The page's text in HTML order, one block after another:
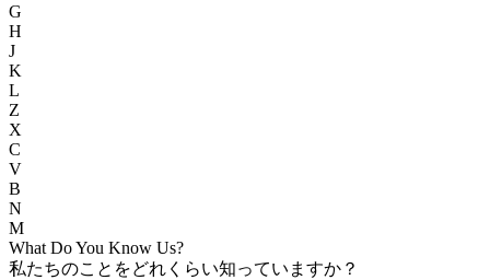
G
H
J
K
L
Z
X
C
V
B
N
M
What Do You Know Us?
私たちのことをどれくらい知っていますか？